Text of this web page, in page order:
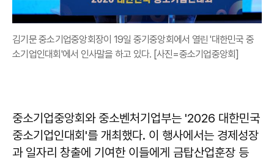
김기문 중소기업중앙회장이 19일 중기중앙회에서 열린 '대한민국 중
소기업인대회'에서 인사말을 하고 있다. [사진=중소기업중앙회]
중소기업중앙회와 중소벤처기업부는 '2026 대한민국
중소기업인대회'를 개최했다. 이 행사에서는 경제성장
과 일자리 창출에 기여한 이들에게 금탑산업훈장 등